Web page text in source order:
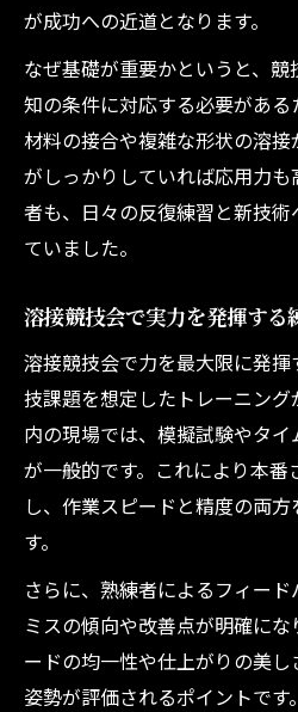
が成功への近道となります。
なぜ基礎が重要かというと、
知の条件に対応する必要があ
材料の接合や複雑な形状の溶
がしっかりしていれば応用力
者も、日々の反復練習と新技
ていました。
溶接競技会で実力を発揮する
溶接競技会で力を最大限に発
技課題を想定したトレーニン
内の現場では、模擬試験やタ
が一般的です。これにより本
し、作業スピードと精度の両
す。
さらに、熟練者によるフィード
ミスの傾向や改善点が明確に
ードの均一性や仕上がりの美
姿勢が評価されるポイントで